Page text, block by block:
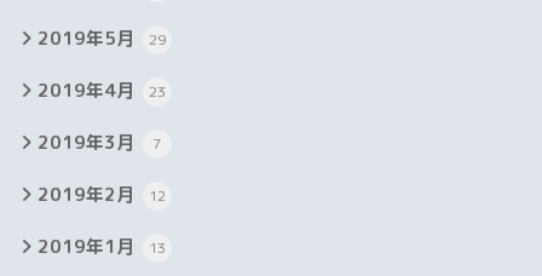
2019年5月 29
2019年4月 23
2019年3月 7
2019年2月 12
2019年1月 13